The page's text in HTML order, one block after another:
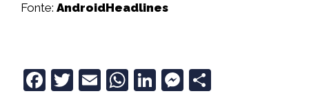
Fonte: AndroidHeadlines
F
T
E
W Li M